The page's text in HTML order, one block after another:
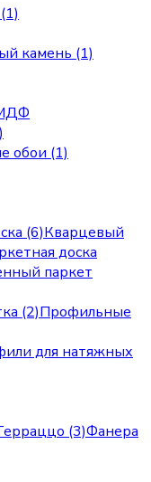
камень (1)
обои (1)
(6)Кварцевый
доска
паркет
(2)Профильные
для натяжных
(3)Фанера